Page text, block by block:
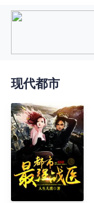
现代都市